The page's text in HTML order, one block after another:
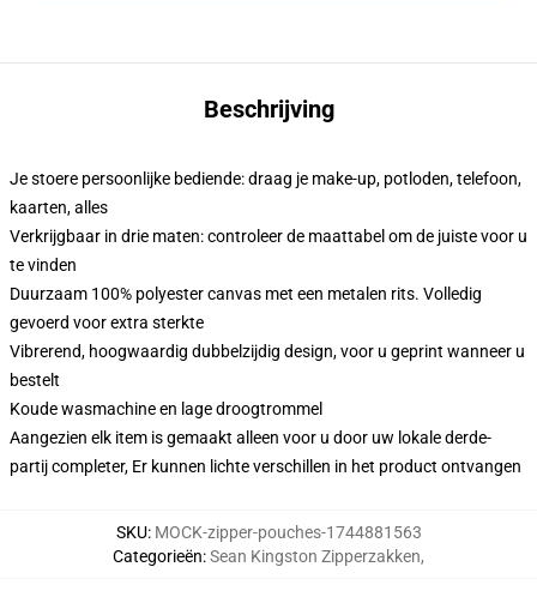
Beschrijving
Je stoere persoonlijke bediende: draag je make-up, potloden, telefoon,
kaarten, alles
Verkrijgbaar in drie maten: controleer de maattabel om de juiste voor u
te vinden
Duurzaam 100% polyester canvas met een metalen rits. Volledig
gevoerd voor extra sterkte
Vibrerend, hoogwaardig dubbelzijdig design, voor u geprint wanneer u
bestelt
Koude wasmachine en lage droogtrommel
Aangezien elk item is gemaakt alleen voor u door uw lokale derde-
partij completer, Er kunnen lichte verschillen in het product ontvangen
SKU: MOCK-zipper-pouches-1744881563
Categorieën:Sean Kingston Zipperzakken,